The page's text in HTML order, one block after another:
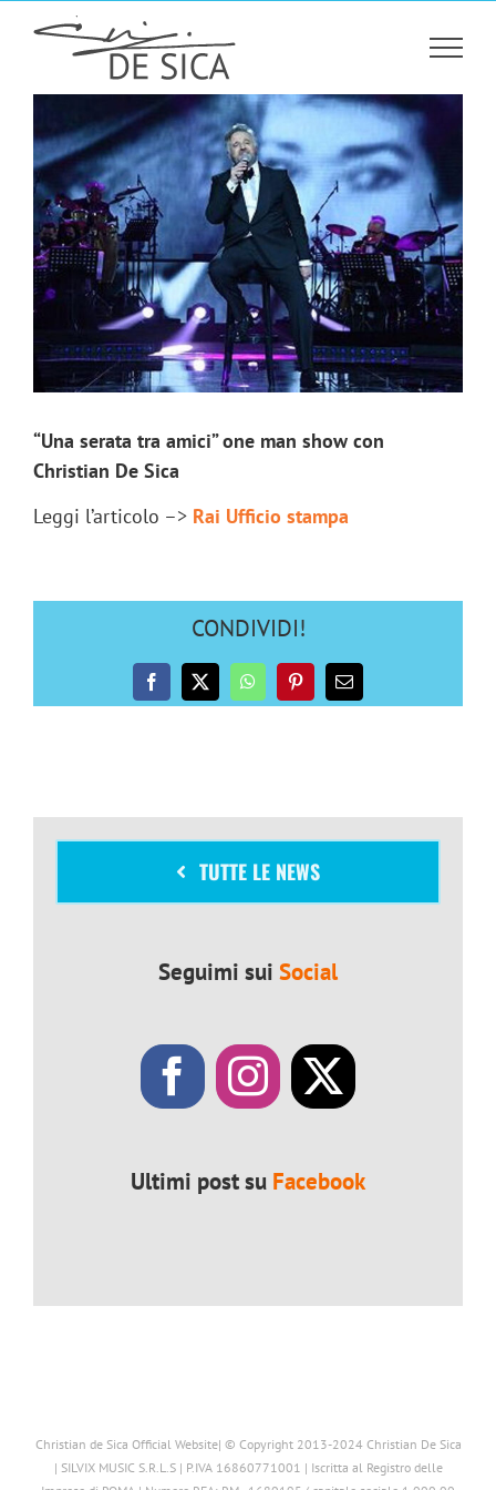
“Una serata tra amici” one man show con
Christian De Sica
Leggi l’articolo –> Rai Ufficio stampa
CONDIVIDI!
Facebook
X WhatsAppPinterestEmail
TUTTE LE NEWS
Seguimi sui Social
Ultimi post su Facebook
Christian de Sica Official Website| © Copyright 2013-2024 Christian De Sica
| SILVIX MUSIC S.R.L.S | P.IVA 16860771001 | Iscritta al Registro delle